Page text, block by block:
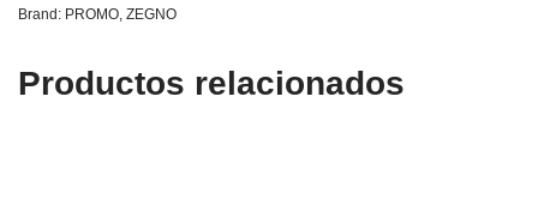
Brand: PROMO, ZEGNO
Productos relacionados